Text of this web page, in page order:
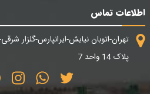
اطلاعات تماس
تهران-اتوبان نیایش-ایرانپارس-
پلاک 14 واحد 7